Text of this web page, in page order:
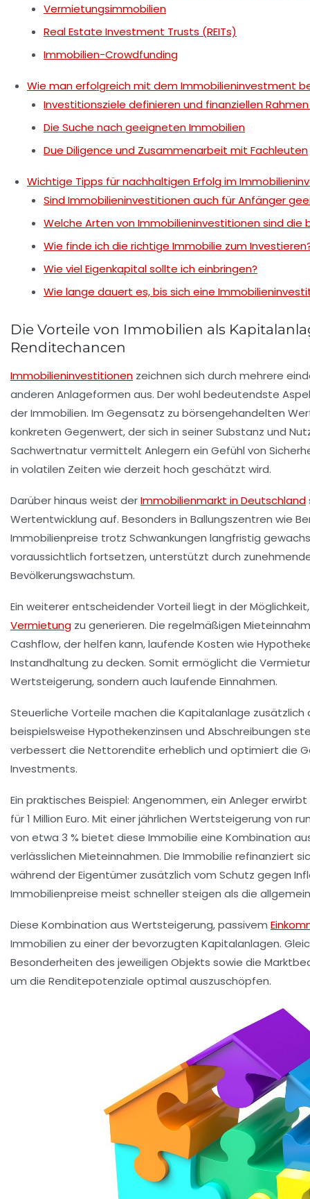
Vermietungsimmobilien
Real Estate Investment Trusts (REITs)
Immobilien-Crowdfunding
Wie man erfolgreich mit dem Immobilieninvestment
Investitionsziele definieren und finanziellen
Die Suche nach geeigneten Immobilien
Due Diligence und Zusammenarbeit mit Fachleuten
Wichtige Tipps für nachhaltigen Erfolg im
Sind Immobilieninvestitionen auch für Anfänger
Welche Arten von Immobilieninvestitionen sind die
Wie finde ich die richtige Immobilie zum
Wie viel Eigenkapital sollte ich einbringen?
Wie lange dauert es, bis sich eine
Die Vorteile von Immobilien als
Renditechancen
Immobilieninvestitionen zeichnen sich durch mehrere
anderen Anlageformen aus. Der wohl bedeutendste
der Immobilien. Im Gegensatz zu börsengehandelten
konkreten Gegenwert, der sich in seiner Substanz und
Sachwertnatur vermittelt Anlegern ein Gefühl von
in volatilen Zeiten wie derzeit hoch geschätzt wird.
Darüber hinaus weist derImmobilienmarkt in Deutschland
Wertentwicklung auf. Besonders in Ballungszentren wie
Immobilienpreise trotz Schwankungen langfristig
voraussichtlich fortsetzen, unterstützt durch
Bevölkerungswachstum.
Ein weiterer entscheidender Vorteil liegt in der
Vermietung zu generieren. Die regelmäßigen
Cashflow, der helfen kann, laufende Kosten wie
Instandhaltung zu decken. Somit ermöglicht die
Wertsteigerung, sondern auch laufende Einnahmen.
Steuerliche Vorteile machen die Kapitalanlage zusätzlich
beispielsweise Hypothekenzinsen und Abschreibungen
verbessert die Nettorendite erheblich und optimiert die
Investments.
Ein praktisches Beispiel: Angenommen, ein Anleger
für 1 Million Euro. Mit einer jährlichen Wertsteigerung von
von etwa 3 % bietet diese Immobilie eine Kombination
verlässlichen Mieteinnahmen. Die Immobilie refinanziert
während der Eigentümer zusätzlich vom Schutz gegen
Immobilienpreise meist schneller steigen als die
Diese Kombination aus Wertsteigerung, passivem
Immobilien zu einer der bevorzugten Kapitalanlagen.
Besonderheiten des jeweiligen Objekts sowie die
um die Renditepotenziale optimal auszuschöpfen.